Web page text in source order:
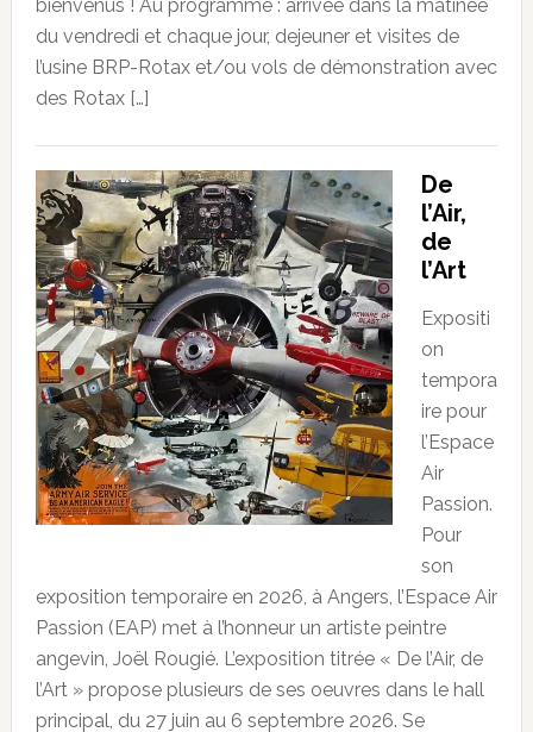
bienvenus ! Au programme : arrivée dans la matinée
du vendredi et chaque jour, dejeuner et visites de
l’usine BRP-Rotax et/ou vols de démonstration avec
des Rotax […]
De
l’Air,
de
l’Art
Expositi
on
tempora
ire pour
l’Espace
Air
Passion.
Pour
son
exposition temporaire en 2026, à Angers, l’Espace Air
Passion (EAP) met à l’honneur un artiste peintre
angevin, Joël Rougié. L’exposition titrée « De l’Air, de
l’Art » propose plusieurs de ses oeuvres dans le hall
principal, du 27 juin au 6 septembre 2026. Se